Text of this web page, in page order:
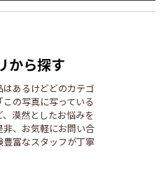
から探す
はあるけどどのカテゴ
の写真に写っている
漠然としたお悩みを
、お気軽にお問い合
富なスタッフが丁寧